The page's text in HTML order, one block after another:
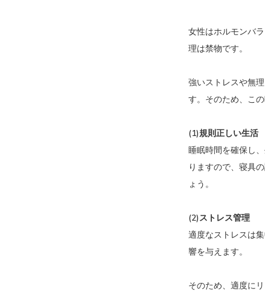
女性はホルモンバ
理は禁物です。
強いストレスや無
す。そのため、こ
(1)規則正しい生活
睡眠時間を確保し
りますので、寝具
ょう。
(2)ストレス管理
適度なストレスは
響を与えます。
そのため、適度に